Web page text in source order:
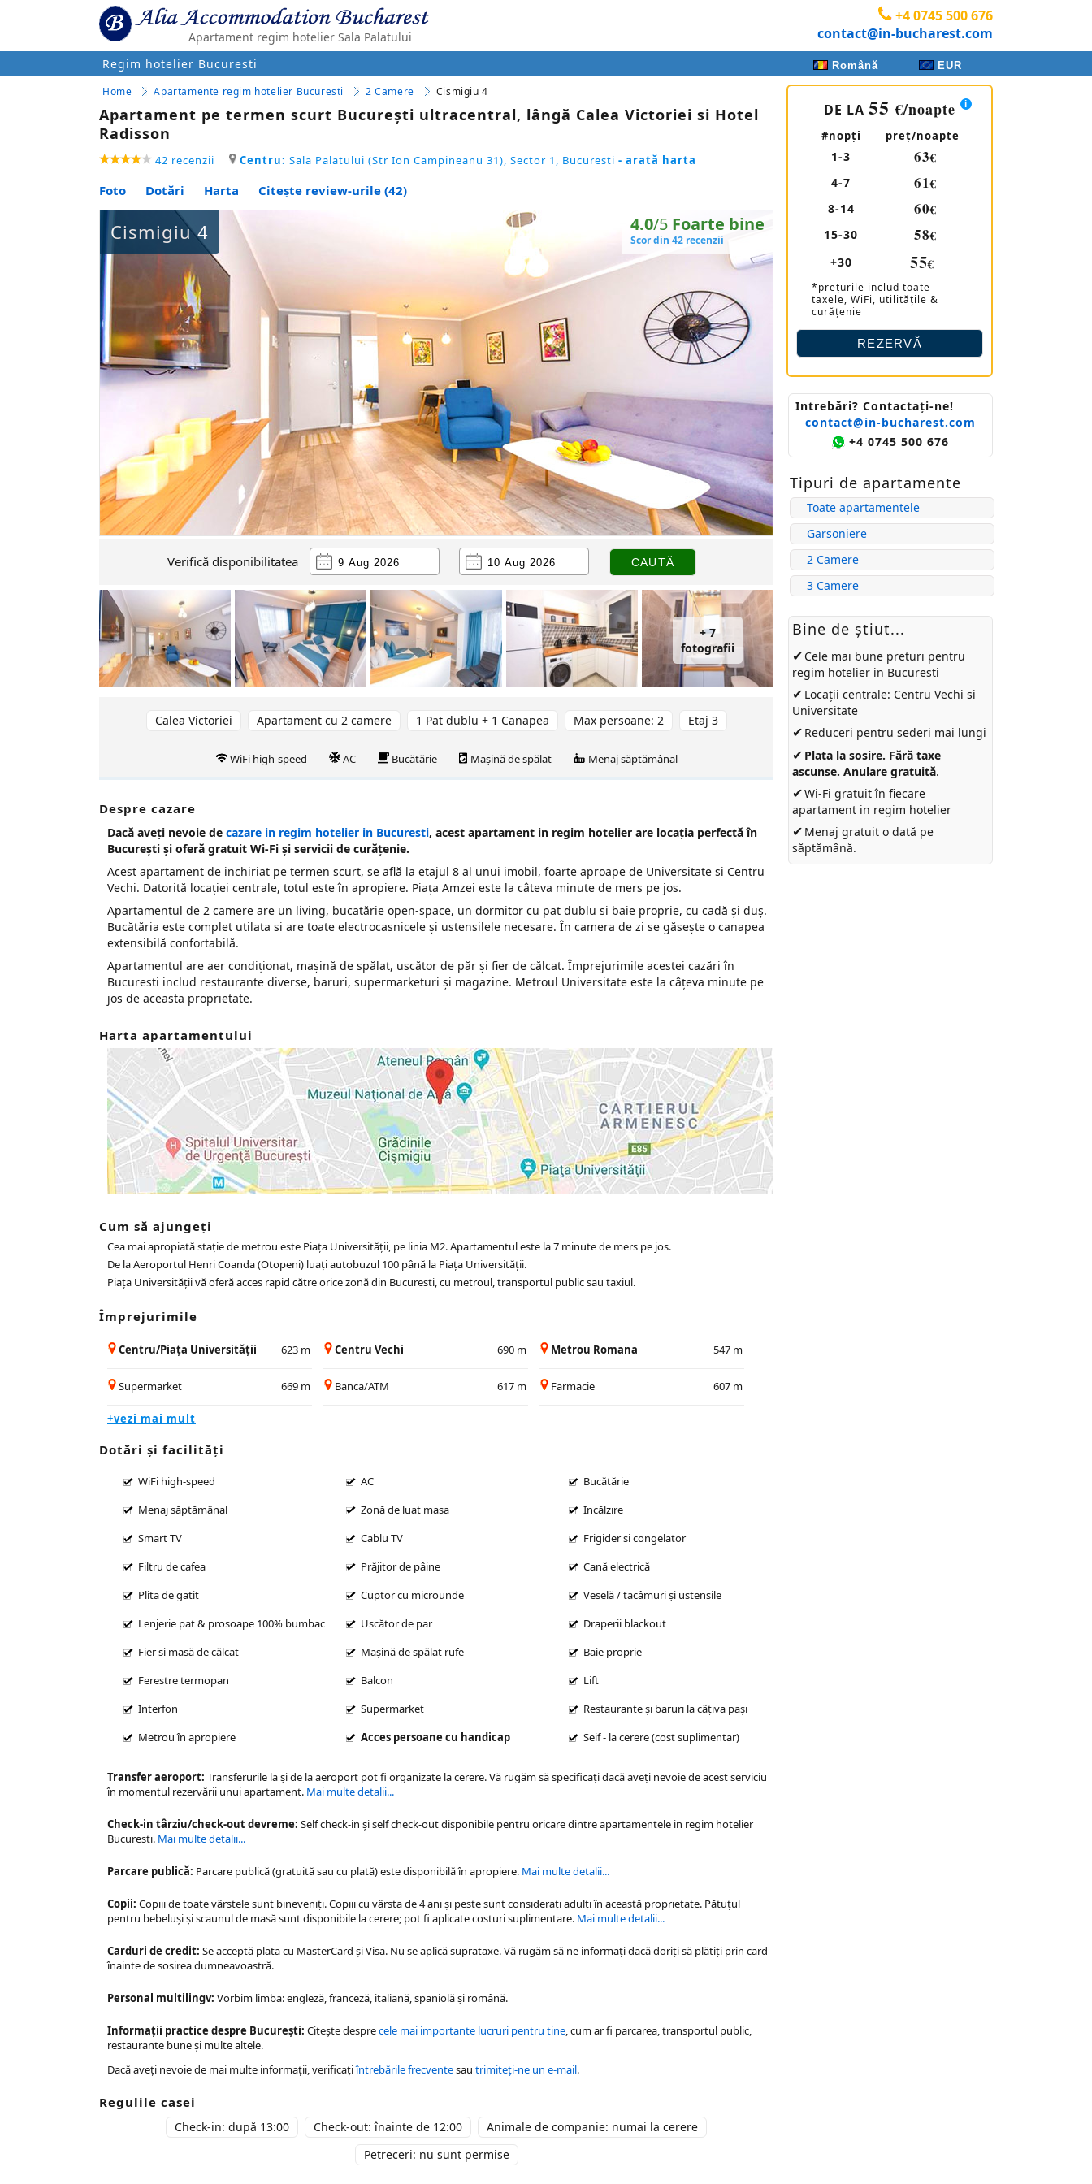
Apartament regim hotelier Sala Palatului
+4 0745 500 676
contact@in-bucharest.com
Regim hotelier Bucuresti Română EUR
Home Apartamente regim hotelier Bucuresti 2 Camere Cismigiu 4
Apartament pe termen scurt București ultracentral, lângă Calea Victoriei si Hotel
Radisson
42 recenzii Centru: Sala Palatului (Str Ion Campineanu 31), Sector 1, Bucuresti - arată harta
Foto Dotări Harta Citește review-urile (42)
Cismigiu 4 4.0/5 Foarte bine
Scor din 42 recenzii
Verifică disponibilitatea
+ 7
fotografii
Calea Victoriei Apartament cu 2 camere 1 Pat dublu + 1 Canapea Max persoane: 2 Etaj 3
WiFi high-speed AC Bucătărie Mașină de spălat Menaj săptămânal
Despre cazare
Dacă aveţi nevoie de cazare in regim hotelier in Bucuresti, acest apartament in regim hotelier are locaţia perfectă în
Bucureşti şi oferă gratuit Wi-Fi şi servicii de curăţenie.
Acest apartament de inchiriat pe termen scurt, se află la etajul 8 al unui imobil, foarte aproape de Universitate si Centru
Vechi. Datorită locaţiei centrale, totul este în apropiere. Piaţa Amzei este la câteva minute de mers pe jos.
Apartamentul de 2 camere are un living, bucatărie open-space, un dormitor cu pat dublu si baie proprie, cu cadă şi duş.
Bucătăria este complet utilata si are toate electrocasnicele şi ustensilele necesare. În camera de zi se găsește o canapea
extensibilă confortabilă.
Apartamentul are aer condiționat, mașină de spălat, uscător de păr și fier de călcat. Împrejurimile acestei cazări în
Bucuresti includ restaurante diverse, baruri, supermarketuri și magazine. Metroul Universitate este la câțeva minute pe
jos de aceasta proprietate.
Harta apartamentului
Cum să ajungeți
Cea mai apropiată stație de metrou este Piața Universității, pe linia M2. Apartamentul este la 7 minute de mers pe jos.
De la Aeroportul Henri Coanda (Otopeni) luați autobuzul 100 până la Piața Universității.
Piața Universității vă oferă acces rapid către orice zonă din Bucuresti, cu metroul, transportul public sau taxiul.
Împrejurimile
Centru/Piața Universității 623 m Centru Vechi 690 m Metrou Romana 547 m
Supermarket 669 m Banca/ATM 617 m Farmacie 607 m
+vezi mai mult
Dotări și facilităţi
WiFi high-speed AC
Bucătărie
Menaj săptămânal
Zonă de luat masa
Incălzire
Smart TV
Cablu TV
Frigider si congelator
Filtru de cafea
Prăjitor de pâine
Cană electrică
Plita de gatit
Cuptor cu microunde
Veselă / tacâmuri și ustensile
Lenjerie pat & prosoape 100% bumbac
Uscător de par
Draperii blackout
Fier si masă de călcat
Mașină de spălat rufe
Baie proprie
Ferestre termopan
Balcon
Lift
Interfon
Supermarket
Restaurante și baruri la câțiva pași
Metrou în apropiere
Acces persoane cu handicap Seif - la cerere (cost suplimentar)
Transfer aeroport: Transferurile la şi de la aeroport pot fi organizate la cerere. Vă rugăm să specificaţi dacă aveţi nevoie de acest serviciu
în momentul rezervării unui apartament. Mai multe detalii...
Check-in târziu/check-out devreme: Self check-in și self check-out disponibile pentru oricare dintreapartamentele in regim hotelier
Bucuresti. Mai multe detalii...
Parcare publică: Parcare publică (gratuită sau cu plată) este disponibilă în apropiere. Mai multe detalii...
Copii: Copiii de toate vârstele sunt bineveniți. Copiii cu vârsta de 4 ani și peste sunt considerați adulți în această proprietate. Pătuțul
pentru bebeluși și scaunul de masă sunt disponibile la cerere; pot fi aplicate costuri suplimentare. Mai multe detalii...
Carduri de credit: Se acceptă plata cu MasterCard și Visa. Nu se aplică suprataxe. Vă rugăm să ne informați dacă doriți să plătiți prin card
înainte de sosirea dumneavoastră.
Personal multilingv: Vorbim limba: engleză, franceză, italiană, spaniolă şi română.
Informații practice despre București: Citește desprecele mai importante lucruri pentru tine, cum ar fi parcarea, transportul public,
restaurante bune și multe altele.
Dacă aveți nevoie de mai multe informații, verificațiîntrebările frecventesau trimiteți-ne un e-mail.
Regulile casei
Check-in: după 13:00 Check-out: înainte de 12:00
Animale de companie: numai la cerere
Petreceri: nu sunt permise
DE LA 55 €/noapte
#nopţi preţ/noapte
1-3 63€
4-7 61€
8-14 60€
15-30 58€
+30 55€
*prețurile includ toate
taxele, WiFi, utilitățile &
curățenie
Intrebări? Contactaţi-ne!
contact@in-bucharest.com
+4 0745 500 676
Tipuri de apartamente
Toate apartamentele
Garsoniere
2 Camere
3 Camere
Bine de ştiut...
✔ Cele mai bune preturi pentru
regim hotelier in Bucuresti
✔ Locații centrale: Centru Vechi si
Universitate
✔ Reduceri pentru sederi mai lungi
✔ Plata la sosire. Fără taxe
ascunse. Anulare gratuită.
✔Wi-Fi gratuit în fiecare
apartament in regim hotelier
✔ Menaj gratuit o dată pe
săptămână.